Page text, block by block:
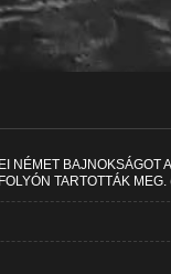
NÉMET BAJNOKSÁGOT
TARTOTTÁK